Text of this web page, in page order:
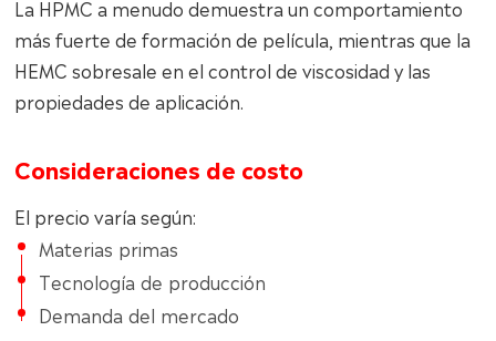
La HPMC a menudo demuestra un comportamiento
más fuerte de formación de película, mientras que la
HEMC sobresale en el control de viscosidad y las
propiedades de aplicación.
Consideraciones de costo
El precio varía según:
Materias primas
Tecnología de producción
Demanda del mercado